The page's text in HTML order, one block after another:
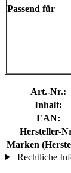
Passend für
Art.-Nr.:
Inhalt:
EAN:
Hersteller-
Marken
Rechtliche